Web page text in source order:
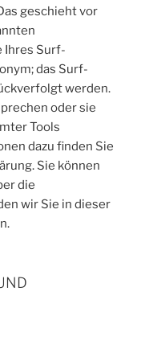
geschieht vor
Ihres Surf-
das Surf-
werden.
oder sie
Tools
dazu finden Sie
Sie können
die
wir Sie in dieser